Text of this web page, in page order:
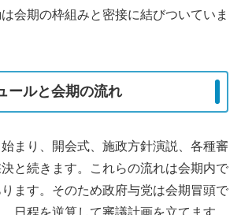
会期の枠組みと密接に結びついていま
ールと会期の流れ
まり、開会式、施政方針演説、各種審
と続きます。これらの流れは会期内で
ます。そのため政府与党は会期冒頭で
日程を逆算して審議計画を立てます。